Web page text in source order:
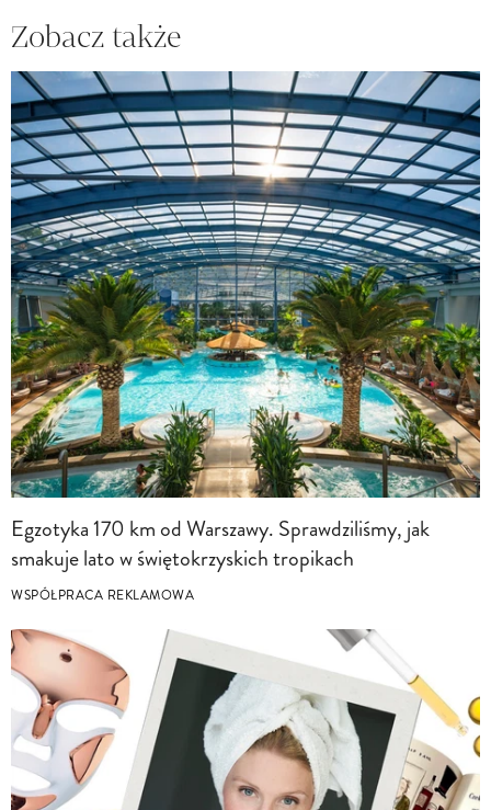
Zobacz także
Egzotyka 170 km od Warszawy. Sprawdziliśmy, jak
smakuje lato w świętokrzyskich tropikach
WSPÓŁPRACA REKLAMOWA